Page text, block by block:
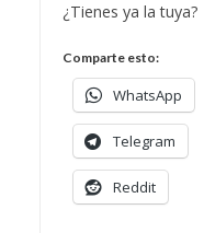
¿Tienes ya la tuya?
Comparte esto:
WhatsApp
Telegram
Reddit